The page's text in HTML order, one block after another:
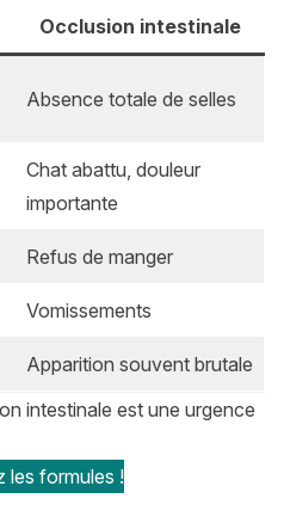
Occlusion intestinale
Absence totale de selles
Chat abattu, douleur
importante
Refus de manger
Vomissements
Apparition souvent brutale
intestinale est une urgence
les formules !